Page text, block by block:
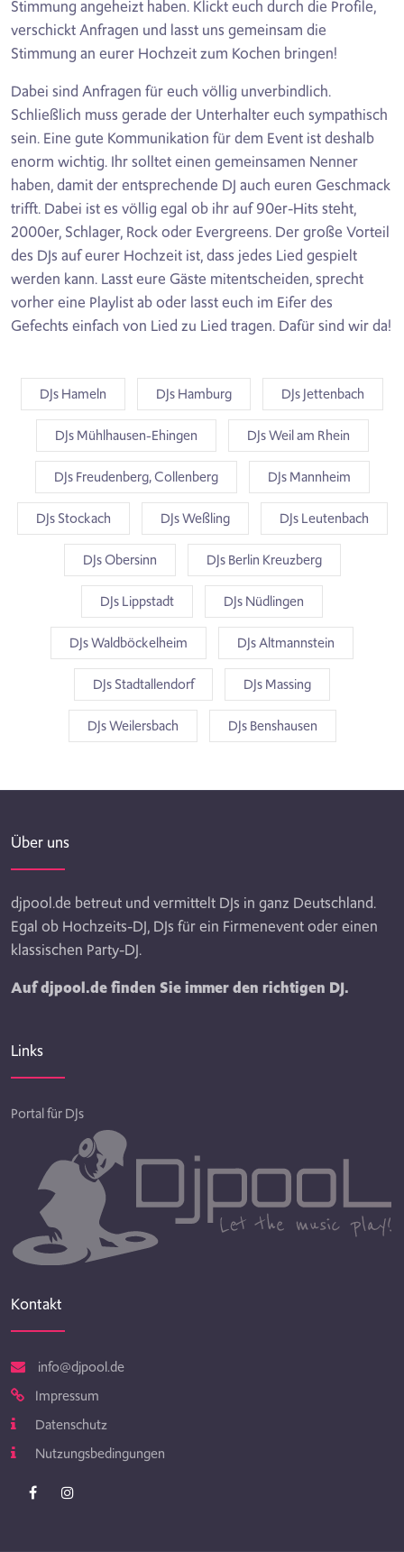
Stimmung angeheizt haben. Klickt euch durch die Profile,
verschickt Anfragen und lasst uns gemeinsam die
Stimmung an eurer Hochzeit zum Kochen bringen!
Dabei sind Anfragen für euch völlig unverbindlich.
Schließlich muss gerade der Unterhalter euch sympathisch
sein. Eine gute Kommunikation für dem Event ist deshalb
enorm wichtig. Ihr solltet einen gemeinsamen Nenner
haben, damit der entsprechende DJ auch euren Geschmack
trifft. Dabei ist es völlig egal ob ihr auf 90er-Hits steht,
2000er, Schlager, Rock oder Evergreens. Der große Vorteil
des DJs auf eurer Hochzeit ist, dass jedes Lied gespielt
werden kann. Lasst eure Gäste mitentscheiden, sprecht
vorher eine Playlist ab oder lasst euch im Eifer des
Gefechts einfach von Lied zu Lied tragen. Dafür sind wir da!
DJs Hameln DJs Hamburg DJs Jettenbach
DJs Mühlhausen-Ehingen DJs Weil am Rhein
DJs Freudenberg, Collenberg DJs Mannheim
DJs Stockach DJs Weßling DJs Leutenbach
DJs Obersinn DJs Berlin Kreuzberg
DJs Lippstadt DJs Nüdlingen
DJs Waldböckelheim DJs Altmannstein
DJs Stadtallendorf DJs Massing
DJs Weilersbach DJs Benshausen
Über uns
djpool.de betreut und vermittelt DJs in ganz Deutschland.
Egal ob Hochzeits-DJ, DJs für ein Firmenevent oder einen
klassischen Party-DJ.
Auf djpool.de finden Sie immer den richtigen DJ.
Links
Portal für DJs
Kontakt
info@djpool.de
Impressum
Datenschutz
Nutzungsbedingungen